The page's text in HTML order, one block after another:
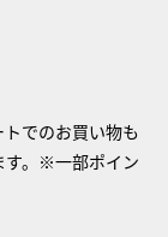
でのお買い物も
す。※一部ポイン